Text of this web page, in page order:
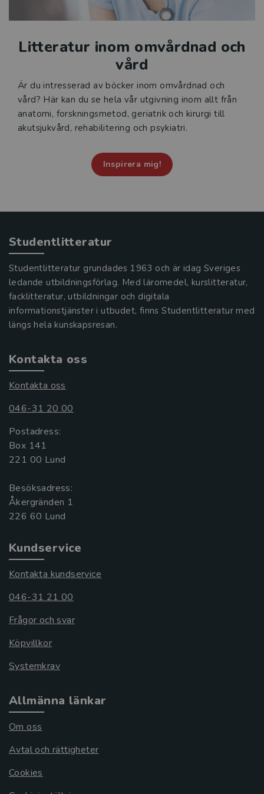
Litteratur inom omvårdnad och
vård
Är du intresserad av böcker inom omvårdnad och
vård? Här kan du se hela vår utgivning inom allt från
anatomi, forskningsmetod, geriatrik och kirurgi till
akutsjukvård, rehabilitering och psykiatri.
Inspirera mig!
Studentlitteratur
Studentlitteratur grundades 1963 och är idag Sveriges
ledande utbildningsförlag. Med läromedel, kurslitteratur,
facklitteratur, utbildningar och digitala
informationstjänster i utbudet, finns Studentlitteratur med
längs hela kunskapsresan.
Kontakta oss
Kontakta oss
046-31 20 00
Postadress:
Box 141
221 00 Lund
Besöksadress:
Åkergränden 1
Kundservice
Kontakta kundservice
046-31 21 00
Frågor och svar
Köpvillkor
Systemkrav
Allmänna länkar
Om oss
Avtal och rättigheter
Cookies